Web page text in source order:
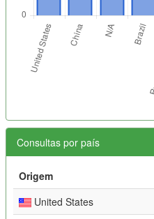
Consultas por país
Origem
United States